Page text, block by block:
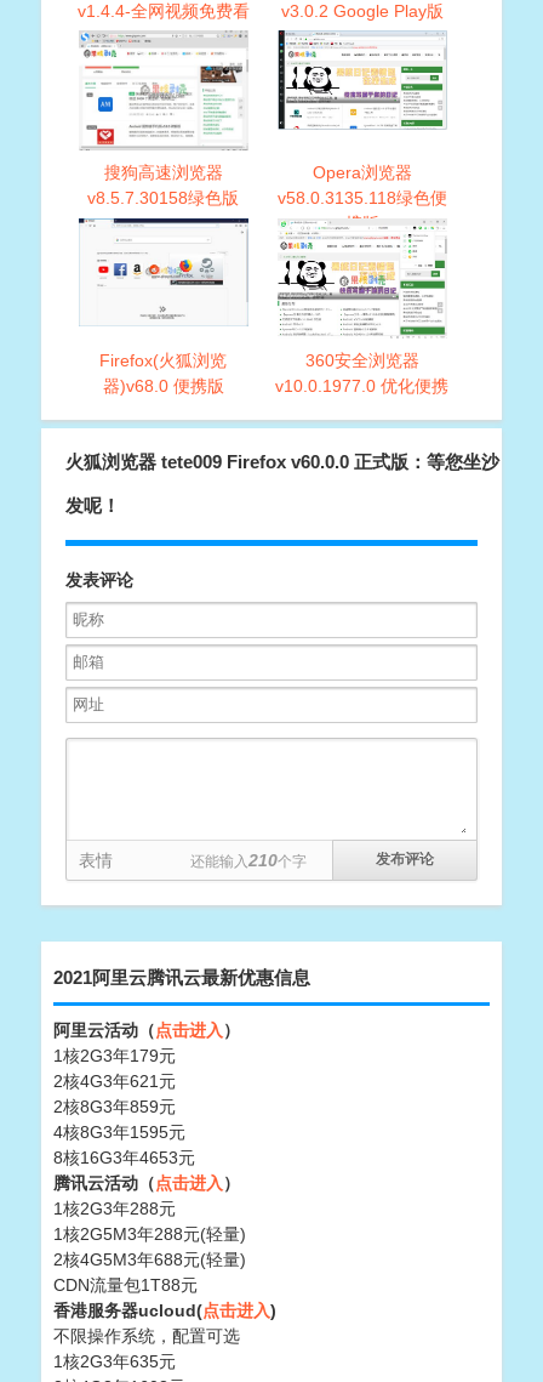
v1.4.4-全网视频免费看
v3.0.2 Google Play版
搜狗高速浏览器
v8.5.7.30158绿色版
Opera浏览器
v58.0.3135.118绿色便
携版
Firefox(火狐浏览
器)v68.0 便携版
360安全浏览器
v10.0.1977.0 优化便携
火狐浏览器 tete009 Firefox v60.0.0 正式版：等您坐沙
发呢！
发表评论
表情 还能输入210个字
2021阿里云腾讯云最新优惠信息
阿里云活动（点击进入 ）
1核2G3年179元
2核4G3年621元
2核8G3年859元
4核8G3年1595元
8核16G3年4653元
腾讯云活动（点击进入 ）
1核2G3年288元
1核2G5M3年288元(轻量)
2核4G5M3年688元(轻量)
CDN流量包1T88元
香港服务器ucloud(点击进入)
不限操作系统，配置可选
1核2G3年635元